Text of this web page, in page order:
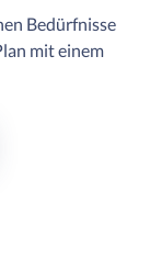
Bedürfnisse
mit einem